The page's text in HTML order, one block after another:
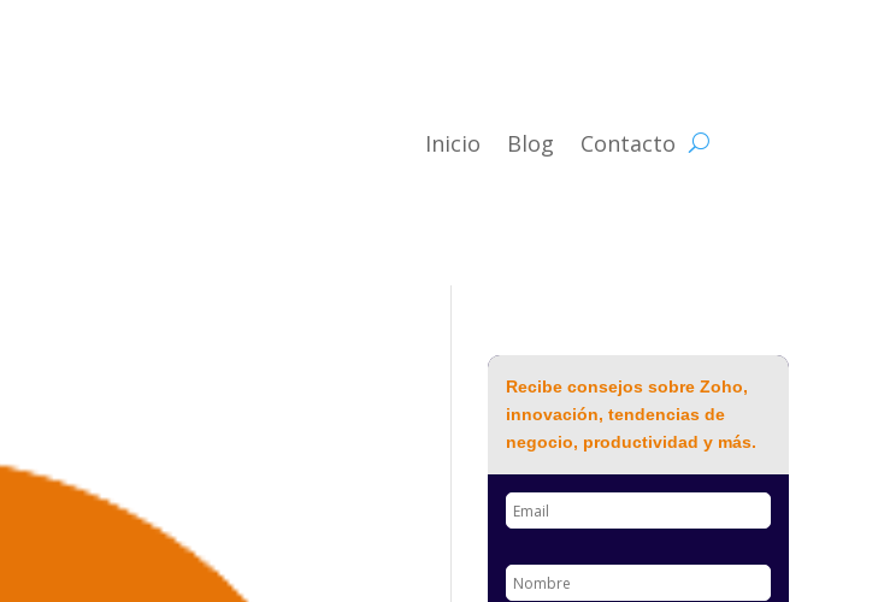
Inicio Blog Contacto
Recibe consejos sobre Zoho,
innovación, tendencias de
negocio, productividad y más.